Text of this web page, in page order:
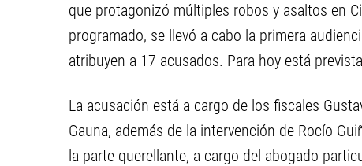
que protagonizó múltiples robos y asaltos en
programado, se llevó a cabo la primera
atribuyen a 17 acusados. Para hoy está
La acusación está a cargo de los fiscales
Gauna, además de la intervención de Rocío
la parte querellante, a cargo del abogado